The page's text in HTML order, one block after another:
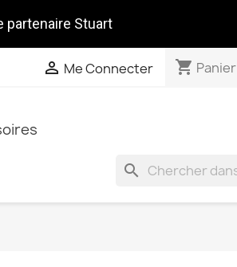
partenaire Stuart
 Me Connecter shopping_cart Panier
search